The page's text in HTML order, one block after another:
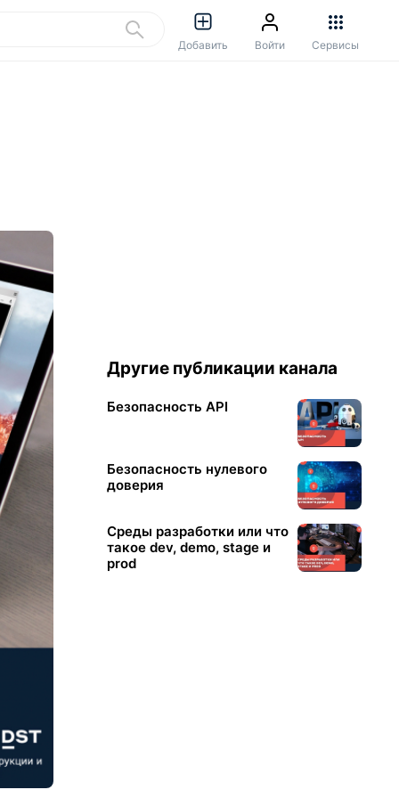
Добавить Войти Сервисы
Другие публикации канала
Безопасность API
Безопасность нулевого
доверия
Среды разработки или что
такое dev, demo, stage и
prod